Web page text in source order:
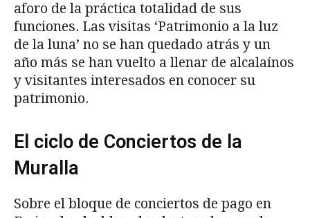
aforo de la práctica totalidad de sus
funciones. Las visitas ‘Patrimonio a la luz
de la luna’ no se han quedado atrás y un
año más se han vuelto a llenar de alcalaínos
y visitantes interesados en conocer su
patrimonio.
El ciclo de Conciertos de la
Muralla
Sobre el bloque de conciertos de pago en